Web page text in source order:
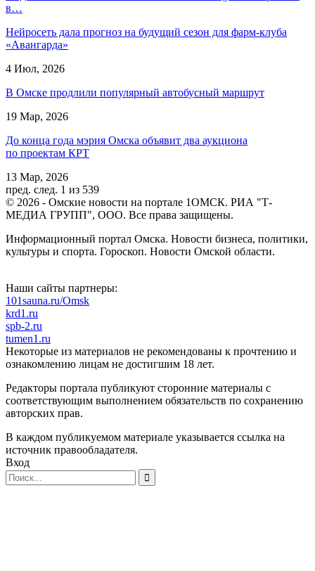
в…
Нейросеть дала прогноз на будущий сезон для фарм-клуба
«Авангарда»
4 Июл, 2026
В Омске продлили популярный автобусный маршрут
19 Мар, 2026
До конца года мэрия Омска объявит два аукциона
по проектам КРТ
13 Мар, 2026
пред. след. 1 из 539
© 2026 - Омские новости на портале 1ОМСК. РИА "Т-
МЕДИА ГРУПП", ООО. Все права защищены.
Информационный портал Омска. Новости бизнеса, политики,
культуры и спорта. Гороскоп. Новости Омской области.
Наши сайты партнеры:
101sauna.ru/Omsk
krd1.ru
spb-2.ru
tumen1.ru
Некоторые из материалов не рекомендованы к прочтению и
ознакомлению лицам не достигшим 18 лет.
Редакторы портала публикуют сторонние материалы с
соответствующим выполнением обязательств по сохранению
авторских прав.
В каждом публикуемом материале указывается ссылка на
источник правообладателя.
Вход